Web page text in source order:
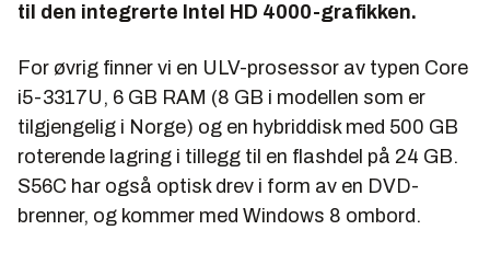
108 MB/s
Write:107 MB/s
Windows Experience Index
Prosessor: 6,9
Minne:7,4
Grafikk:5,5
til den integrerte Intel HD 4000-grafikken.
For øvrig finner vi en ULV-prosessor av typen Core
i5-3317U, 6 GB RAM (8 GB i modellen som er
tilgjengelig i Norge) og en hybriddisk med 500 GB
roterende lagring i tillegg til en flashdel på 24 GB.
S56C har også optisk drev i form av en DVD-
brenner, og kommer med Windows 8 ombord.